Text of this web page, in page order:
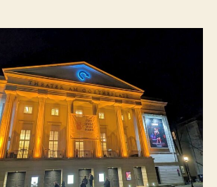
Engel
–
Theater
Bremen
2025